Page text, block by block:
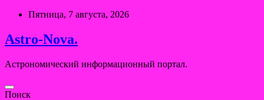
Перейти
содержимому
Пятница, 7 августа, 2026
Astro-Nova.
Астрономический информационный портал.
Поиск